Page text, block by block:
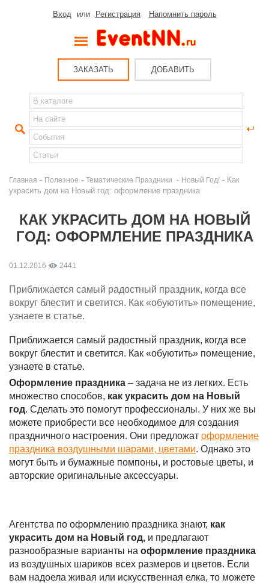
Вход или Регистрация Напомнить пароль
ЗАКАЗАТЬ ДОБАВИТЬ
Главная - Полезное - Тематические Праздники - Новый Год! - Как
украсить дом на Новый год: оформление праздника
КАК УКРАСИТЬ ДОМ НА НОВЫЙ
ГОД: ОФОРМЛЕНИЕ ПРАЗДНИКА
01.12.2016 2441
Приближается самый радостный праздник, когда все
вокруг блестит и светится. Как «обуютить» помещение,
узнаете в статье.
Приближается самый радостный праздник, когда все
вокруг блестит и светится. Как «обуютить» помещение,
узнаете в статье.
Оформление праздника – задача не из легких. Есть
множество способов, как украсить дом на Новый
год. Сделать это помогут профессионалы. У них же вы
можете приобрести все необходимое для создания
праздничного настроения. Они предложат оформление
праздника воздушными шарами, цветами. Однако это
могут быть и бумажные помпоны, и ростовые цветы, и
авторские оригинальные аксессуары.
Агентства по оформлению праздника знают, как
украсить дом на Новый год, и предлагают
разнообразные варианты на оформление праздника
из воздушных шариков всех размеров и цветов. Если
вам надоела живая или искусственная елка, то можете